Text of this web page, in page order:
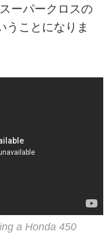
ーパークロスの
うことになりま
a Honda 450